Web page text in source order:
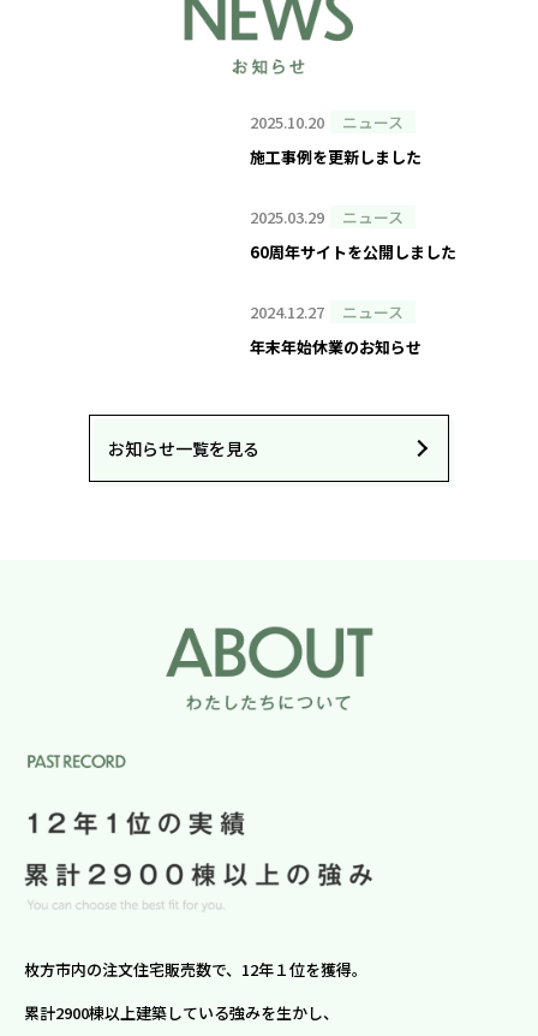
2025.10.20
ニュース
施工事例を更新しました
2025.03.29
ニュース
60周年サイトを公開しました
2024.12.27
ニュース
年末年始休業のお知らせ
お知らせ一覧を見る
枚方市内の注文住宅販売数で、12年１位を獲得。
累計2900棟以上建築している強みを生かし、